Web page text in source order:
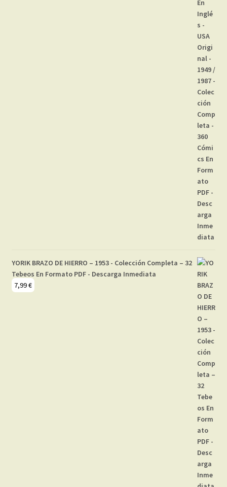
YORIK BRAZO DE HIERRO – 1953 - Colección Completa – 32
Tebeos En Formato PDF - Descarga Inmediata
7,99€